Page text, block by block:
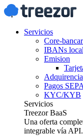
Servicios
Core-
IBANs
Emision
Adquirencia
Pagos SEPA
KYC/KYB
Servicios
Treezor BaaS
Una oferta
integrable vía API.